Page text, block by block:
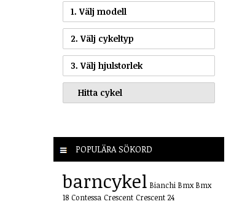
1. Välj modell
2. Välj cykeltyp
3. Välj hjulstorlek
POPULÄRA SÖKORD
barncykel Bianchi Bmx Bmx
18 Contessa Crescent Crescent 24